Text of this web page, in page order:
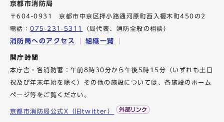
京都市消防局
〒604-0931 京都市中京区押小路通河原町西入榎木町450の2
電話：075-231-5311 （局代表、消防全般の相談）
消防局へのアクセス 組織一覧
開庁時間
本庁舎・各消防署：午前8時30分から午後5時15分（いずれも土日
祝及び年末年始を除く）その他の施設については、各施設のホーム
ページ等をご覧ください。
京都市消防局公式X（旧twitter）